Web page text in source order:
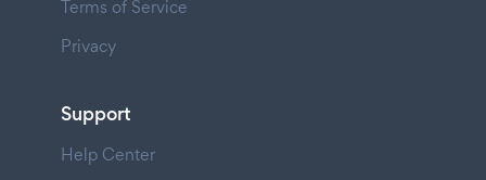
Terms of Service
Privacy
Support
Help Center